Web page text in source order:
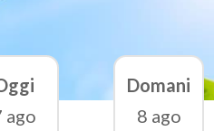
ago
Domani
8 ago